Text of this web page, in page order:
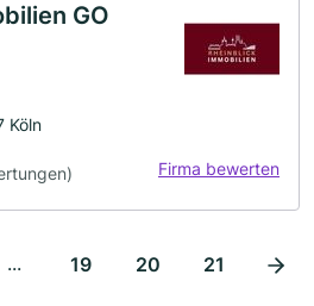
GO
Köln
Firma bewerten
... 19 20 21